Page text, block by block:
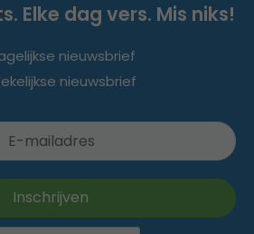
Elke dag vers. Mis niks!
nieuwsbrief
nieuwsbrief